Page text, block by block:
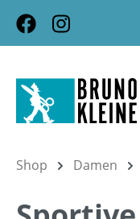
Hauptinhalt
Zur Suche springen
Zur
Shop Damen